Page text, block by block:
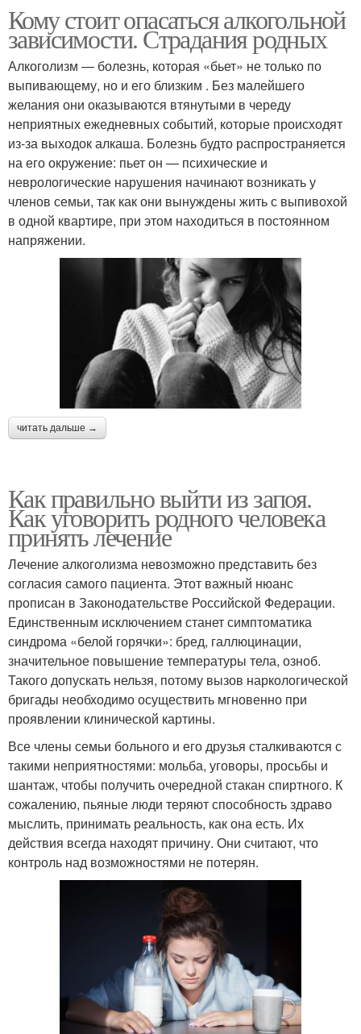
Кому стоит опасаться алкогольной
зависимости. Страдания родных
Алкоголизм — болезнь, которая «бьет» не только по
выпивающему, но и его близким . Без малейшего
желания они оказываются втянутыми в череду
неприятных ежедневных событий, которые происходят
из-за выходок алкаша. Болезнь будто распространяется
на его окружение: пьет он — психические и
неврологические нарушения начинают возникать у
членов семьи, так как они вынуждены жить с выпивохой
в одной квартире, при этом находиться в постоянном
напряжении.
читать дальше →
Как правильно выйти из запоя.
Как уговорить родного человека
принять лечение
Лечение алкоголизма невозможно представить без
согласия самого пациента. Этот важный нюанс
прописан в Законодательстве Российской Федерации.
Единственным исключением станет симптоматика
синдрома «белой горячки»: бред, галлюцинации,
значительное повышение температуры тела, озноб.
Такого допускать нельзя, потому вызов наркологической
бригады необходимо осуществить мгновенно при
проявлении клинической картины.
Все члены семьи больного и его друзья сталкиваются с
такими неприятностями: мольба, уговоры, просьбы и
шантаж, чтобы получить очередной стакан спиртного. К
сожалению, пьяные люди теряют способность здраво
мыслить, принимать реальность, как она есть. Их
действия всегда находят причину. Они считают, что
контроль над возможностями не потерян.